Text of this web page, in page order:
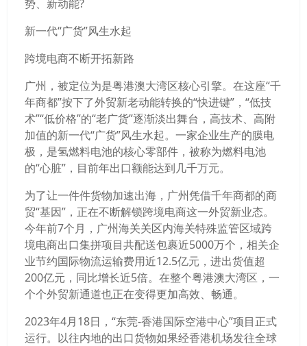
势、新动能?
新一代“广货”风生水起
跨境电商不断开拓新路
广州，被定位为是粤港澳大湾区核心引擎。在这座“千
年商都”按下了外贸新老动能转换的“快进键”，“低技
术”“低价格”的“老广货”逐渐淡出舞台，高技术、高附
加值的新一代“广货”风生水起。一家企业生产的膜电
极，是氢燃料电池的核心零部件，被称为燃料电池
的“心脏”，目前年出口额能达到几千万元。
为了让一件件货物加速出海，广州凭借千年商都的商
贸“基因”，正在不断解锁跨境电商这一外贸新业态。
今年前7个月，广州海关关区内海关特殊监管区域跨
境电商出口集拼项目共配送包裹近5000万个，相关企
业节约国际物流运输费用近12.5亿元，进出货值超
200亿元，同比增长近5倍。在整个粤港澳大湾区，一
个个外贸新通道也正在变得更加高效、畅通。
2023年4月18日，“东莞-香港国际空港中心”项目正式
运行。以往内地的出口货物如果经香港机场发往全球